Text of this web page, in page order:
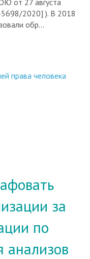
2020] ). В 2018
обр...
права человека
за
по
анализов